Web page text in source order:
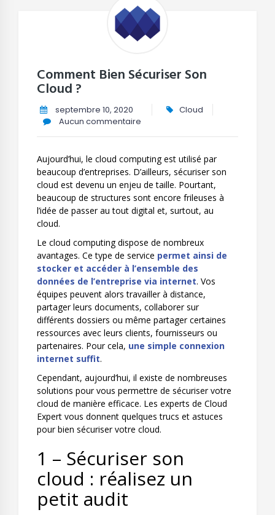
Comment Bien Sécuriser Son
Cloud ?
septembre 10, 2020
Cloud
Aucun commentaire
Aujourd’hui, le cloud computing est utilisé par
beaucoup d’entreprises. D’ailleurs, sécuriser son
cloud est devenu un enjeu de taille. Pourtant,
beaucoup de structures sont encore frileuses à
l’idée de passer au tout digital et, surtout, au
cloud.
Le cloud computing dispose de nombreux
avantages. Ce type de service permet ainsi de
stocker et accéder à l’ensemble des
données de l’entreprise via internet. Vos
équipes peuvent alors travailler à distance,
partager leurs documents, collaborer sur
différents dossiers ou même partager certaines
ressources avec leurs clients, fournisseurs ou
partenaires. Pour cela, une simple connexion
internet suffit.
Cependant, aujourd’hui, il existe de nombreuses
solutions pour vous permettre de sécuriser votre
cloud de manière efficace. Les experts de Cloud
Expert vous donnent quelques trucs et astuces
pour bien sécuriser votre cloud.
1 – Sécuriser son
cloud : réalisez un
petit audit